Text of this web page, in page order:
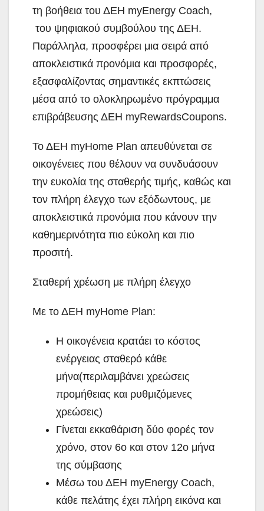
τη βοήθεια του ΔΕΗ myEnergy Coach,
του ψηφιακού συμβούλου της ΔΕΗ.
Παράλληλα, προσφέρει μια σειρά από
αποκλειστικά προνόμια και προσφορές,
εξασφαλίζοντας σημαντικές εκπτώσεις
μέσα από το ολοκληρωμένο πρόγραμμα
επιβράβευσης ΔΕΗ myRewardsCoupons.
Το ΔΕΗ myHome Plan απευθύνεται σε
οικογένειες που θέλουν να συνδυάσουν
την ευκολία της σταθερής τιμής, καθώς και
τον πλήρη έλεγχο των εξόδωντους, με
αποκλειστικά προνόμια που κάνουν την
καθημερινότητα πιο εύκολη και πιο
προσιτή.
Σταθερή χρέωση με πλήρη έλεγχο
Με το ΔΕΗ myHome Plan:
Η οικογένεια κρατάει το κόστος
ενέργειας σταθερό κάθε
μήνα(περιλαμβάνει χρεώσεις
προμήθειας και ρυθμιζόμενες
χρεώσεις)
Γίνεται εκκαθάριση δύο φορές τον
χρόνο, στον 6ο και στον 12ο μήνα
της σύμβασης
Μέσω του ΔΕΗ myEnergy Coach,
κάθε πελάτης έχει πλήρη εικόνα και